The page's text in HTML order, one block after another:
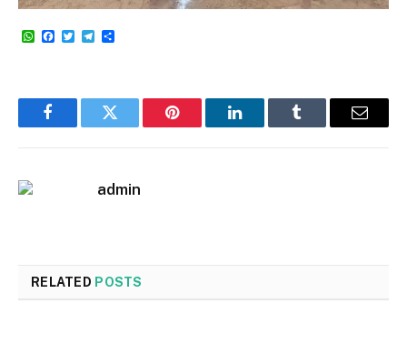
WhatsApp
Facebook
TwitterTelegram
FacebookTwitter Pinterest LinkedInTumblr Email
admin
RELATED POSTS